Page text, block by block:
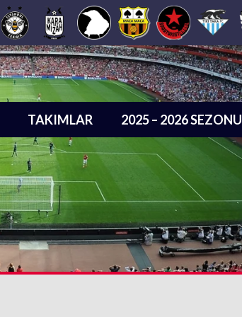
TAKIMLAR 2025 – 2026 SEZONU